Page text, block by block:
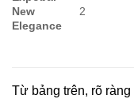
New
Elegance
2
Từ bảng trên, rõ ràng